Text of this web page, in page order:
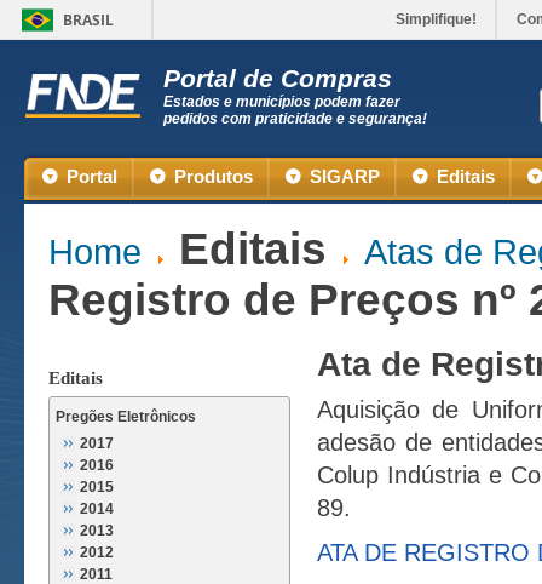
BRASIL Simplifique!
Portal de Compras
Estados e municípios podem fazer
pedidos com praticidade e segurança!
Portal Produtos SIGARP Editais
Home Editais Atas de
Registro de Preços nº
Editais
Pregões Eletrônicos
2017
2016
2015
2014
2013
2012
2011
Ata de
Aquisição de
adesão de
Colup Indústria e
89.
ATA DE REGISTRO